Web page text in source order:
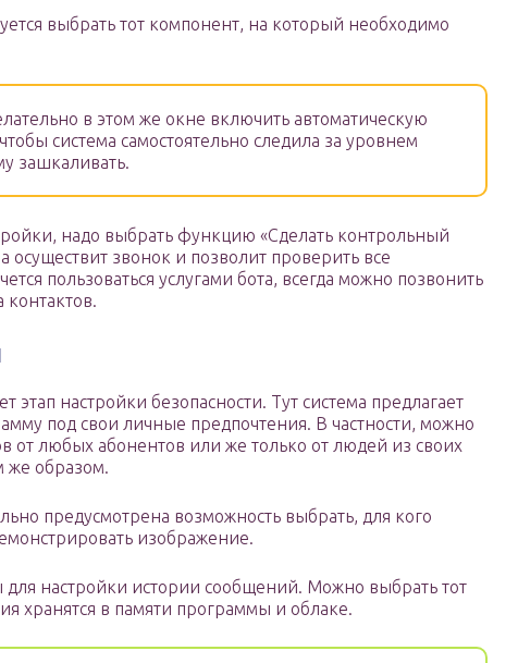
выбрать тот компонент, на который необходимо
в этом же окне включить автоматическую
система самостоятельно следила за уровнем
зашкаливать.
надо выбрать функцию «Сделать контрольный
осуществит звонок и позволит проверить все
пользоваться услугами бота, всегда можно позвонить
контактов.
этап настройки безопасности. Тут система предлагает
под свои личные предпочтения. В частности, можно
от любых абонентов или же только от людей из своих
же образом.
предусмотрена возможность выбрать, для кого
изображение.
для настройки истории сообщений. Можно выбрать тот
хранятся в памяти программы и облаке.